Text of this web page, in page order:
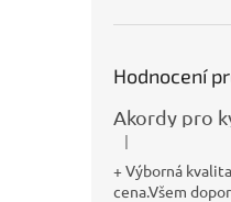
Hodnocení
Hodnocení
|
+ Výborná
cena.Všem